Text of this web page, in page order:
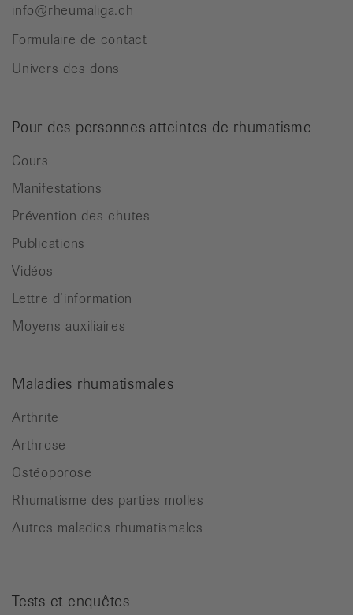
info@rheumaliga.ch
Formulaire de contact
Univers des dons
Pour des personnes atteintes de rhumatisme
Cours
Manifestations
Prévention des chutes
Publications
Vidéos
Lettre d’information
Moyens auxiliaires
Maladies rhumatismales
Arthrite
Arthrose
Ostéoporose
Rhumatisme des parties molles
Autres maladies rhumatismales
Tests et enquêtes